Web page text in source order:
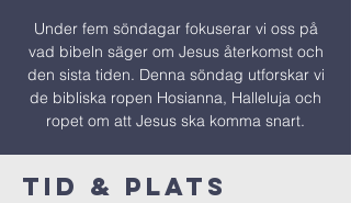
Under fem söndagar fokuserar vi oss på
vad bibeln säger om Jesus återkomst och
den sista tiden. Denna söndag utforskar vi
de bibliska ropen Hosianna, Halleluja och
ropet om att Jesus ska komma snart.
Tid & Plats